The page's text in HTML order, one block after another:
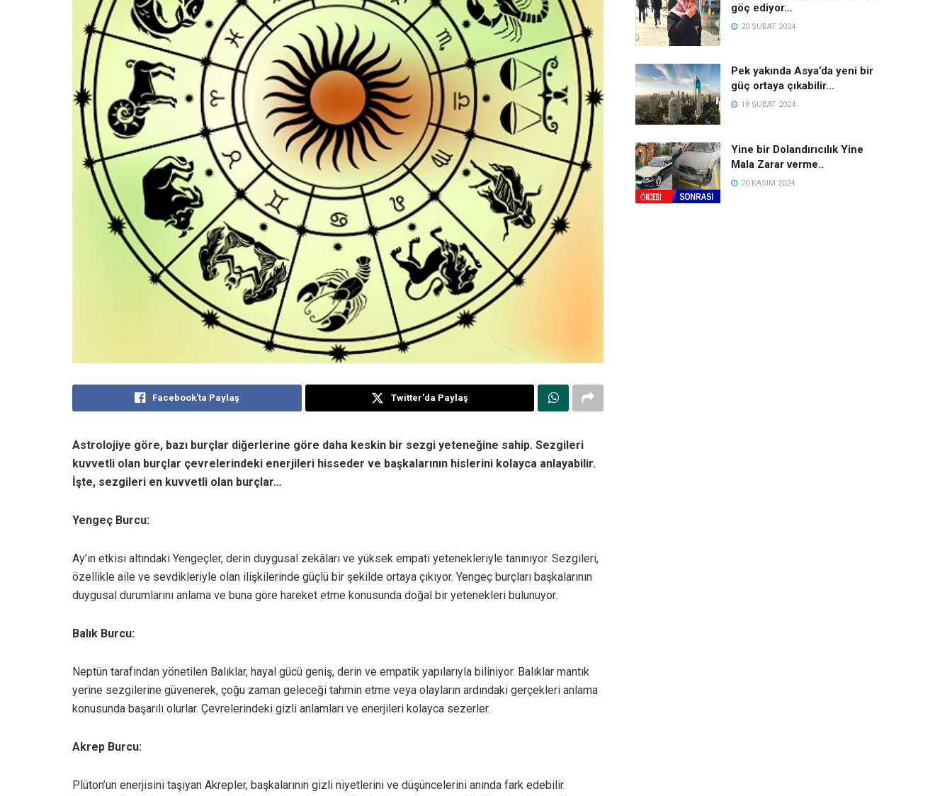
Facebook'ta Paylaş Twitter'da Paylaş
Astrolojiye göre, bazı burçlar diğerlerine göre daha keskin bir sezgi yeteneğine sahip. Sezgileri
kuvvetli olan burçlar çevrelerindeki enerjileri hisseder ve başkalarının hislerini kolayca anlayabilir.
İşte, sezgileri en kuvvetli olan burçlar…
Yengeç Burcu:
Ay’ın etkisi altındaki Yengeçler, derin duygusal zekâları ve yüksek empati yetenekleriyle tanınıyor. Sezgileri,
özellikle aile ve sevdikleriyle olan ilişkilerinde güçlü bir şekilde ortaya çıkıyor. Yengeç burçları başkalarının
duygusal durumlarını anlama ve buna göre hareket etme konusunda doğal bir yetenekleri bulunuyor.
Balık Burcu:
Neptün tarafından yönetilen Balıklar, hayal gücü geniş, derin ve empatik yapılarıyla biliniyor. Balıklar mantık
yerine sezgilerine güvenerek, çoğu zaman geleceği tahmin etme veya olayların ardındaki gerçekleri anlama
konusunda başarılı olurlar. Çevrelerindeki gizli anlamları ve enerjileri kolayca sezerler.
Akrep Burcu:
Plüton’un enerjisini taşıyan Akrepler, başkalarının gizli niyetlerini ve düşüncelerini anında fark edebilir.
göç ediyor…
20 ŞUBAT 2024
Pek yakında Asya’da yeni bir
güç ortaya çıkabilir…
18 ŞUBAT 2024
Yine bir Dolandırıcılık Yine
Mala Zarar verme..
20 KASIM 2024